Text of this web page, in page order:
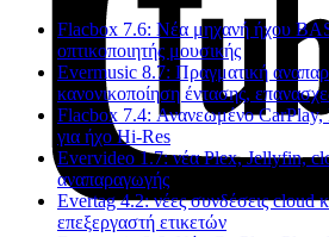
Flacbox 7.6: Νέα μηχανή ήχου
οπτικοποιητής μουσικής
Evermusic 8.7: Πραγματική
κανονικοποίηση έντασης,
Flacbox 7.4: Ανανεωμένο
για ήχο Hi-Res
Evervideo 1.7: νέα Plex, Jellyfin,
αναπαραγωγής
Evertag 4.2: νέες συνδέσεις cloud
επεξεργαστή ετικετών